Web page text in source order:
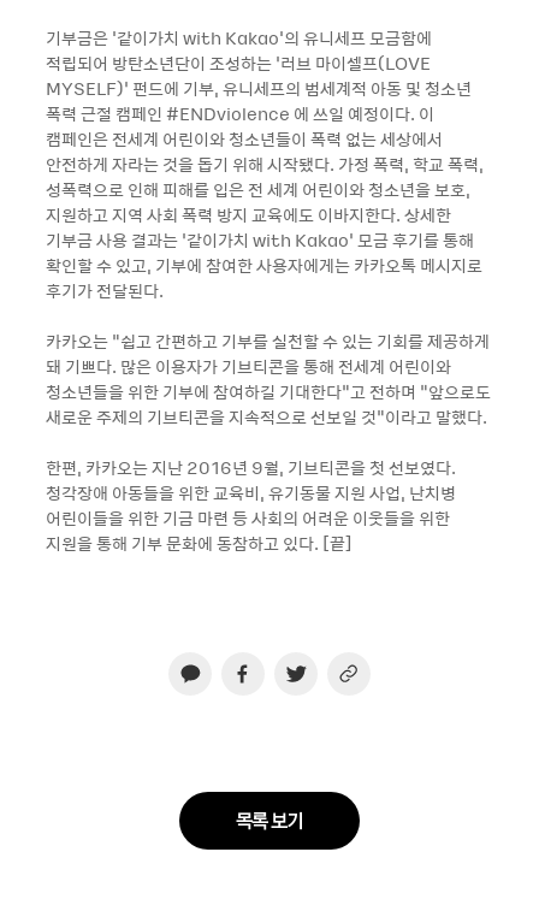
기부금은 '같이가치 with Kakao'의 유니세프 모금함에
적립되어 방탄소년단이 조성하는 ‘러브 마이셀프(LOVE
MYSELF)’ 펀드에 기부, 유니세프의 범세계적 아동 및 청소년
폭력 근절 캠페인 #ENDviolence 에 쓰일 예정이다. 이
캠페인은 전세계 어린이와 청소년들이 폭력 없는 세상에서
안전하게 자라는 것을 돕기 위해 시작됐다. 가정 폭력, 학교 폭력,
성폭력으로 인해 피해를 입은 전 세계 어린이와 청소년을 보호,
지원하고 지역 사회 폭력 방지 교육에도 이바지한다. 상세한
기부금 사용 결과는 ‘같이가치 with Kakao’ 모금 후기를 통해
확인할 수 있고, 기부에 참여한 사용자에게는 카카오톡 메시지로
후기가 전달된다.
카카오는 “쉽고 간편하고 기부를 실천할 수 있는 기회를 제공하게
돼 기쁘다. 많은 이용자가 기브티콘을 통해 전세계 어린이와
청소년들을 위한 기부에 참여하길 기대한다”고 전하며 “앞으로도
새로운 주제의 기브티콘을 지속적으로 선보일 것”이라고 말했다.
한편, 카카오는 지난 2016년 9월, 기브티콘을 첫 선보였다.
청각장애 아동들을 위한 교육비, 유기동물 지원 사업, 난치병
어린이들을 위한 기금 마련 등 사회의 어려운 이웃들을 위한
지원을 통해 기부 문화에 동참하고 있다. [끝]
목록 보기